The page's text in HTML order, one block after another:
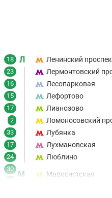
18
23
16
15
17
2
33
17
24
30
Л Ленинский
Лермонтовский
Лесопарковая
Лефортово
Лианозово
Ломоносовский
Лубянка
Лухмановская
Люблино
М Марксистская